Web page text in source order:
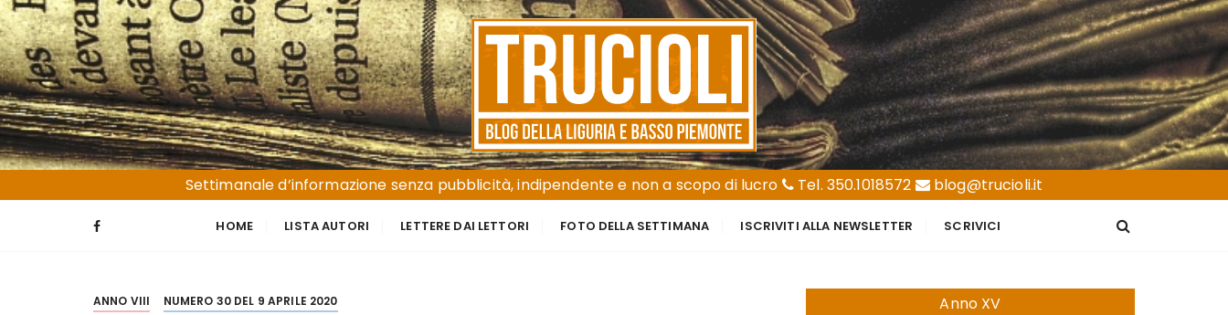
S
a
l
t
a
a
l
c
Trucioli
Liguria e Basso Piemonte
Settimanale d’informazione senza pubblicità, indipendente e non a scopo di lucro
Tel. 350.1018572 blog@trucioli.it
HOME LISTA AUTORI LETTERE DAI LETTORI FOTO DELLA SETTIMANA ISCRIVITI ALLA NEWSLETTER SCRIVICI
ANNO VIII NUMERO 30 DEL 9 APRILE 2020
Anno XV